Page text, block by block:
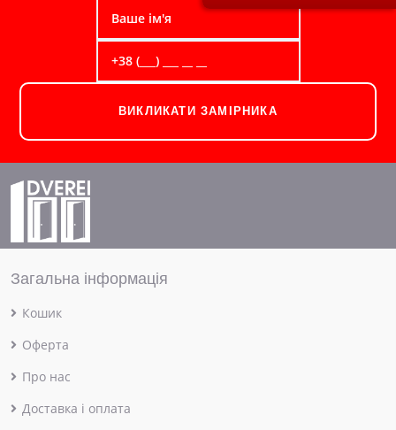
ВИКЛИКАТИ ЗАМІРНИКА
Загальна інформація
Кошик
Оферта
Про нас
Доставка і оплата